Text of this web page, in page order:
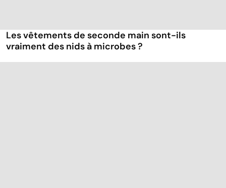
Les vêtements de seconde main sont-ils
vraiment des nids à microbes ?